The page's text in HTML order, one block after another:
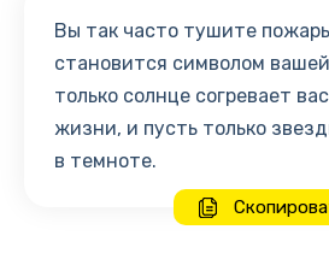
Вы так часто тушите
становится символом
только солнце согревает
жизни, и пусть только
в темноте.